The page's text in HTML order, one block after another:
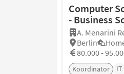
Computer
- Business
A. Menarini
Berlin
80.000 -
Koordinator IT